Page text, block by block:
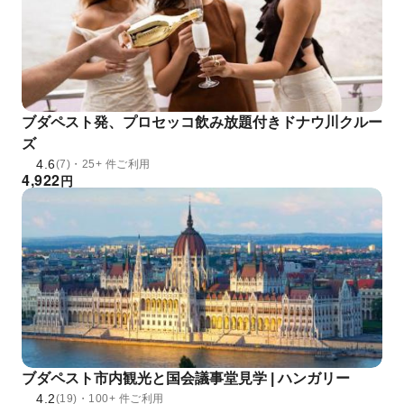
ブダペスト発、プロセッコ飲み放題付きドナウ川クルー
ズ
4.6(7)・25+ 件ご利用
円
4,922
ブダペスト市内観光と国会議事堂見学 | ハンガリー
4.2(19)・100+ 件ご利用